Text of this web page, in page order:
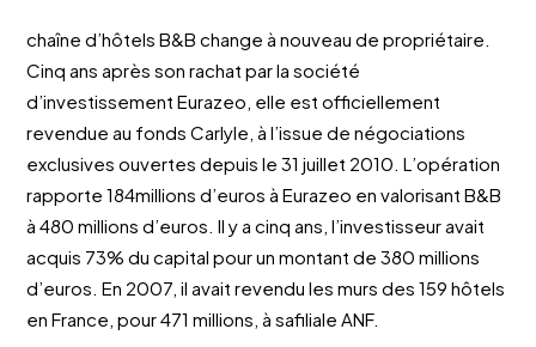
chaîne d’hôtels B&B change à nouveau de propriétaire.
Cinq ans après son rachat par la société
d’investissement Eurazeo, elle est officiellement
revendue au fonds Carlyle, à l’issue de négociations
exclusives ouvertes depuis le 31 juillet 2010. L’opération
rapporte 184millions d’euros à Eurazeo en valorisant B&B
à 480 millions d’euros. Il y a cinq ans, l’investisseur avait
acquis 73% du capital pour un montant de 380 millions
d’euros. En 2007, il avait revendu les murs des 159 hôtels
en France, pour 471 millions, à safiliale ANF.